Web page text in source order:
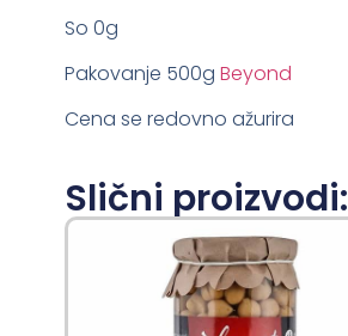
So 0g
Pakovanje 500g Beyond
Cena se redovno ažurira
Slični proizvodi: